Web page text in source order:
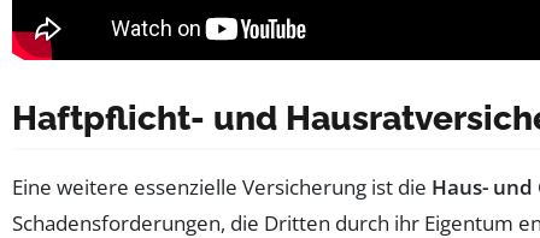
Haftpflicht- und
Eine weitere essenzielle Versicherung ist die Haus-
Schadensforderungen, die Dritten durch ihr Eigentum